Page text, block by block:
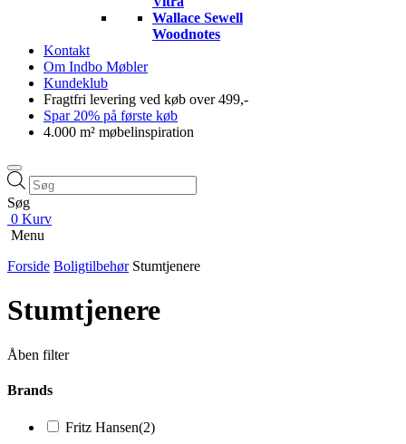
Wallace Sewell
Woodnotes
Kontakt
Om Indbo Møbler
Kundeklub
Fragtfri levering ved køb over 499,-
Spar 20% på første køb
4.000 m² møbelinspiration
Products
search
Søg
0 Kurv
Menu
Forside Boligtilbehør Stumtjenere
Stumtjenere
Åben filter
Brands
Fritz Hansen(2)